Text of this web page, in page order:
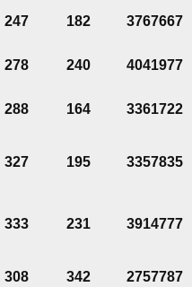
247 182 3767667
278 240 4041977
288 164 3361722
327 195 3357835
333 231 3914777
308 342 2757787